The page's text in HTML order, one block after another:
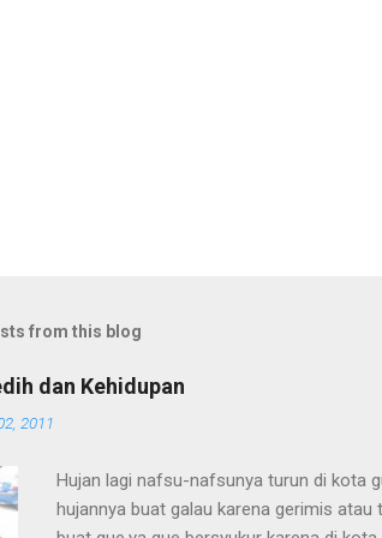
from this blog
dan Kehidupan
2011
Hujan lagi nafsu-nafsunya turun di kota
hujannya buat galau karena gerimis